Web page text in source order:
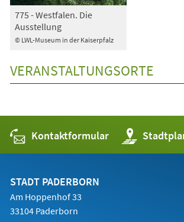
© LWL-Museum in der Kaiserpfalz
775 - Westfalen. Die
Ausstellung
VERANSTALTUNGSORTE
Kontaktformular (Öffnet
in
einem
STADT PADERBORN
Am Hoppenhof 33
33104 Paderborn